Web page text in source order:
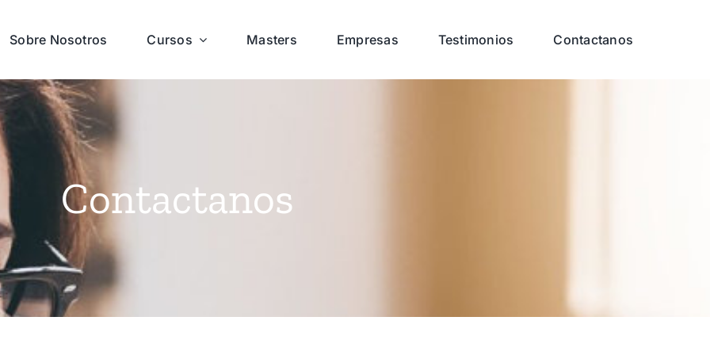
Sobre Nosotros Cursos Masters Empresas Testimonios Contactanos
Contactanos